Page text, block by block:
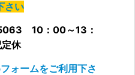
さい
10：00～13：
休
ォームをご利用下さ